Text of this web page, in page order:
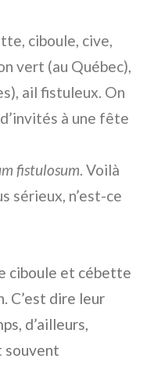
ciboule, cive,
vert (au Québec),
ail fistuleux. On
à une fête
fistulosum. Voilà
sérieux, n’est-ce
ciboule et cébette
C’est dire leur
d’ailleurs,
souvent